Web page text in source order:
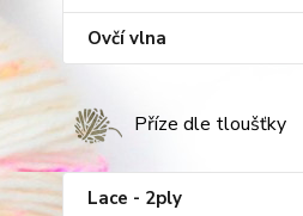
Ovčí vlna
Příze dle tloušťky
Lace - 2ply